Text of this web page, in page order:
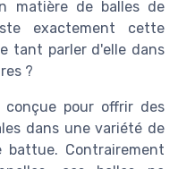
matière de balles de
exactement cette
tant parler d'elle dans
?
pour offrir des
dans une variété de
Contrairement